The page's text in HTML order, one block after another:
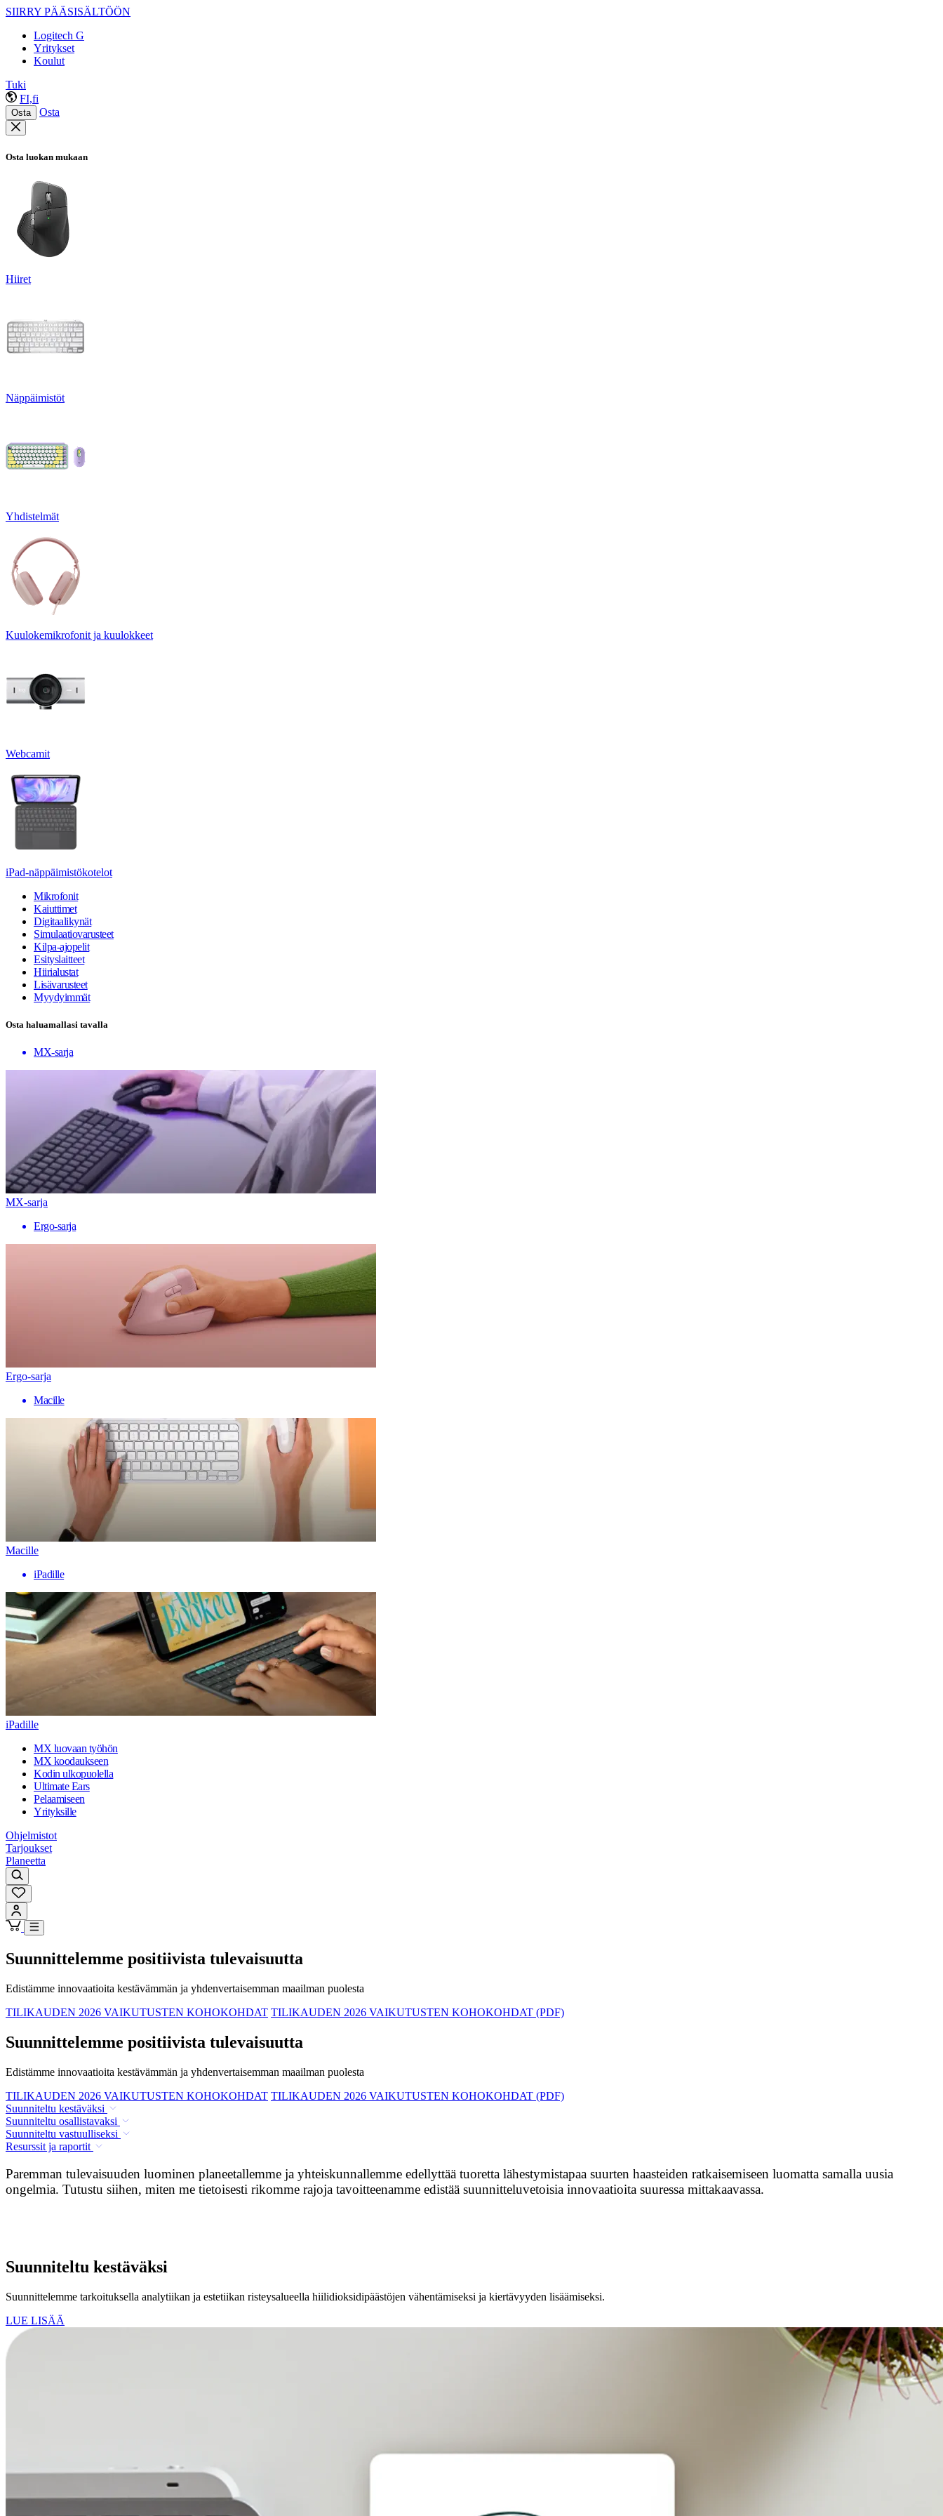
SIIRRY PÄÄSISÄLTÖÖN
Logitech G
Yritykset
Koulut
Tuki
FI,fi
Osta Osta
Osta luokan mukaan
Hiiret
Näppäimistöt
Yhdistelmät
Kuulokemikrofonit ja kuulokkeet
Webcamit
iPad-näppäimistökotelot
Mikrofonit
Kaiuttimet
Digitaalikynät
Simulaatiovarusteet
Kilpa-ajopelit
Esityslaitteet
Hiirialustat
Lisävarusteet
Myydyimmät
Osta haluamallasi tavalla
MX-sarja
MX-sarja
Ergo-sarja
Ergo-sarja
Macille
Macille
iPadille
iPadille
MX luovaan työhön
MX koodaukseen
Kodin ulkopuolella
Ultimate Ears
Pelaamiseen
Yrityksille
Ohjelmistot
Tarjoukset
Planeetta
Suunnittelemme positiivista tulevaisuutta
Edistämme innovaatioita kestävämmän ja yhdenvertaisemman maailman puolesta
TILIKAUDEN 2026 VAIKUTUSTEN KOHOKOHDAT TILIKAUDEN 2026 VAIKUTUSTEN KOHOKOHDAT (PDF)
Suunnittelemme positiivista tulevaisuutta
Edistämme innovaatioita kestävämmän ja yhdenvertaisemman maailman puolesta
TILIKAUDEN 2026 VAIKUTUSTEN KOHOKOHDAT TILIKAUDEN 2026 VAIKUTUSTEN KOHOKOHDAT (PDF)
Suunniteltu kestäväksi
Suunniteltu osallistavaksi
Suunniteltu vastuulliseksi
Resurssit ja raportit
Paremman tulevaisuuden luominen planeetallemme ja yhteiskunnallemme edellyttää tuoretta lähestymistapaa suurten haasteiden ratkaisemiseen luomatta samalla uusia
ongelmia. Tutustu siihen, miten me tietoisesti rikomme rajoja tavoitteenamme edistää suunnitteluvetoisia innovaatioita suuressa mittakaavassa.
Suunniteltu kestäväksi
Suunnittelemme tarkoituksella analytiikan ja estetiikan risteysalueella hiilidioksidipäästöjen vähentämiseksi ja kiertävyyden lisäämiseksi.
LUE LISÄÄ